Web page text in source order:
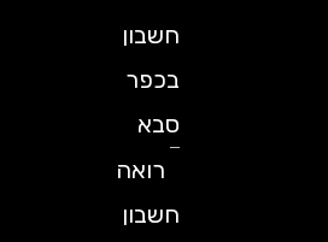
חשבון
בכפר
רואה
חשבון